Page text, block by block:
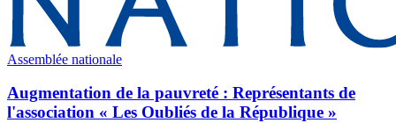
Assemblée nationale
Augmentation de la pauvreté : Représentants de
l'association « Les Oubliés de la République »